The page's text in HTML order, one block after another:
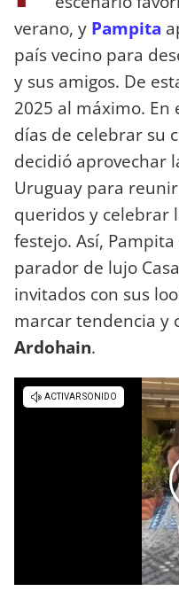
verano, y Pampita
país vecino para
y sus amigos. De
2025 al máximo. En
días de celebrar su
decidió aprovechar
Uruguay para
queridos y celebrar
festejo. Así,
parador de lujo
invitados con sus
marcar tendencia y
Ardohain.